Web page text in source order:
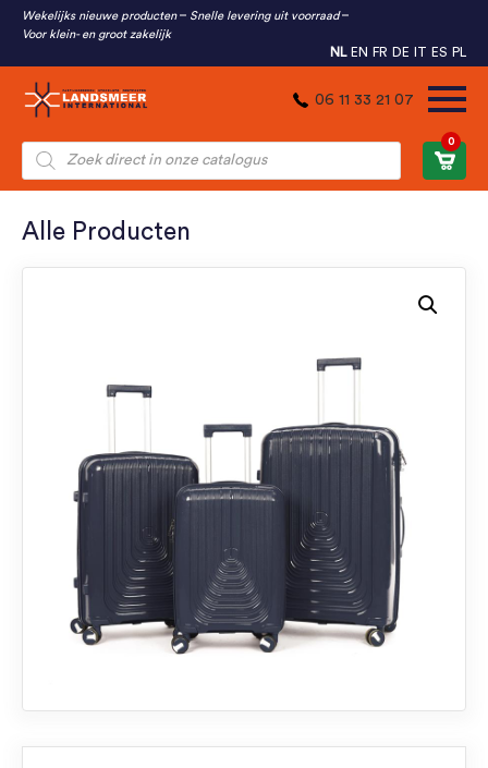
Wekelijks nieuwe producten
Snelle levering uit voorraad
Voor klein- en groot zakelijk
NL EN FR DE IT ES PL
06 11 33 21 07
Producten
zoeken
0
Alle Producten